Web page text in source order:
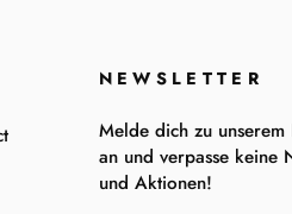
NEWSLETTER
Melde dich zu unserem
an und verpasse keine
und Aktionen!